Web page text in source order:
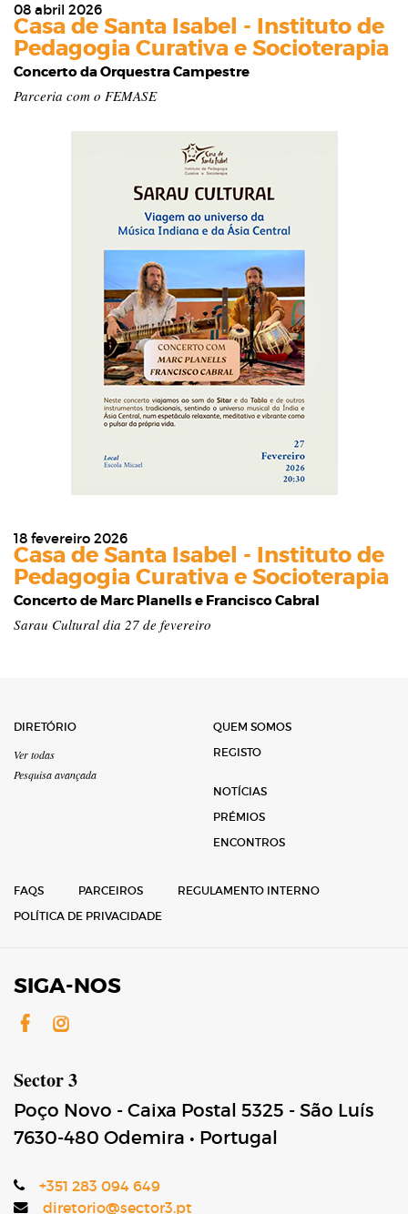
08 abril 2026
Casa de Santa Isabel - Instituto de
Pedagogia Curativa e Socioterapia
Concerto da Orquestra Campestre
Parceria com o FEMASE
18 fevereiro 2026
Casa de Santa Isabel - Instituto de
Pedagogia Curativa e Socioterapia
Concerto de Marc Planells e Francisco Cabral
Sarau Cultural dia 27 de fevereiro
DIRETÓRIO
Ver todas
Pesquisa avançada
QUEM SOMOS
REGISTO
NOTÍCIAS
PRÉMIOS
ENCONTROS
FAQS PARCEIROS
REGULAMENTO INTERNO
POLÍTICA DE PRIVACIDADE
SIGA-NOS
Facebook
Instagram
Sector 3
Poço Novo - Caixa Postal 5325 - São Luís
7630-480 Odemira • Portugal
+351 283 094 649
diretorio@sector3.pt